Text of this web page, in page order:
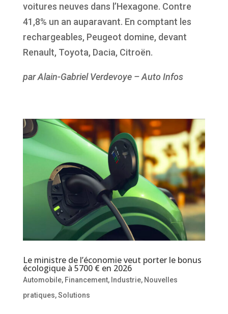
voitures neuves dans l’Hexagone. Contre
41,8% un an auparavant. En comptant les
rechargeables, Peugeot domine, devant
Renault, Toyota, Dacia, Citroën.
par Alain-Gabriel Verdevoye – Auto Infos
Le ministre de l’économie veut porter le bonus
écologique à 5700 € en 2026
Automobile, Financement, Industrie, Nouvelles
pratiques,Solutions